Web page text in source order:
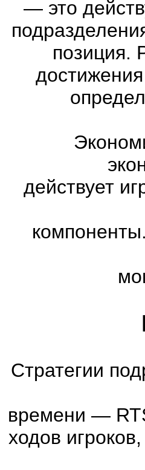
—это
позиция.
действует
Стратегии
времени —
ходов